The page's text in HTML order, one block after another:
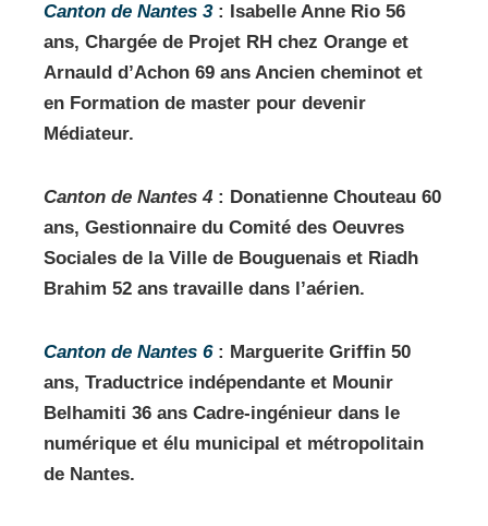
Canton de Nantes 3 : Isabelle Anne Rio 56
ans, Chargée de Projet RH chez Orange et
Arnauld d’Achon 69 ans Ancien cheminot et
en Formation de master pour devenir
Médiateur.
Canton de Nantes 4 : Donatienne Chouteau 60
ans, Gestionnaire du Comité des Oeuvres
Sociales de la Ville de Bouguenais et Riadh
Brahim 52 ans travaille dans l’aérien.
Canton de Nantes 6: Marguerite Griffin 50
ans, Traductrice indépendante et Mounir
Belhamiti 36 ans Cadre-ingénieur dans le
numérique et élu municipal et métropolitain
de Nantes.